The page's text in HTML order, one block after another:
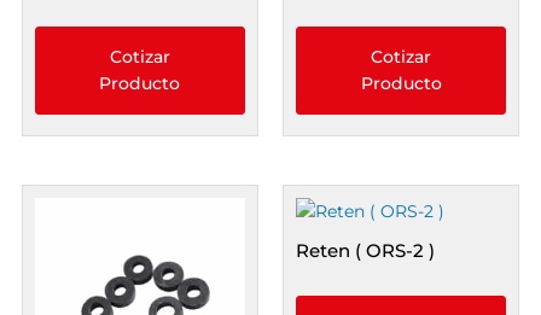
Cotizar
Producto
Cotizar
Producto
Reten ( ORS-2 )